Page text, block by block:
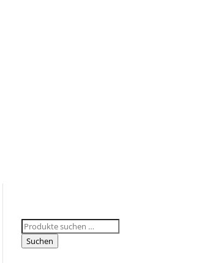
Suchen
nach:
Suchen